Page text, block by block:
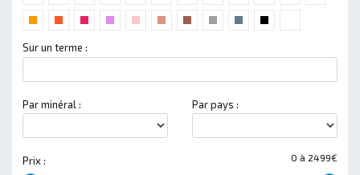
Sur un terme :
Par minéral : Par pays :
0 à 2499€
Prix :